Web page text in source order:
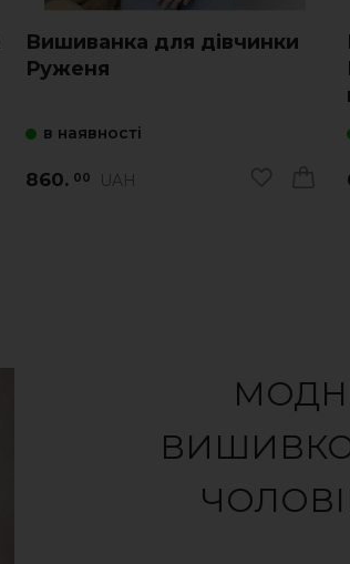
Вишиванка для дівчинки
Руженя
в наявності
860. 00 UAH